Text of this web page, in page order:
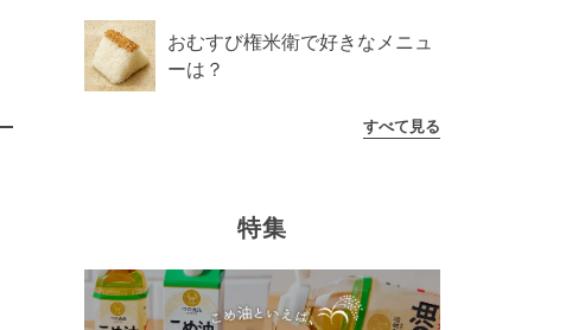
おむすび権米衛で好きなメニュ
ーは？
すべて見る
特集